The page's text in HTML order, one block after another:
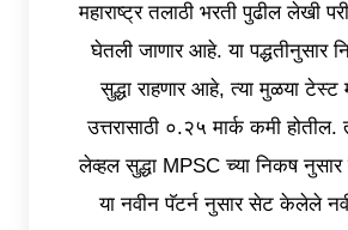
महाराष्ट्र तलाठी भरती पुढील लेखी
घेतली जाणार आहे. या पद्धतीनुसार
सुद्धा राहणार आहे, त्या मुळया टेस्ट
उत्तरासाठी ०.२५ मार्क कमी
लेव्हल सुद्धा MPSC च्या निकष
या नवीन पॅटर्न नुसार सेट केलेले